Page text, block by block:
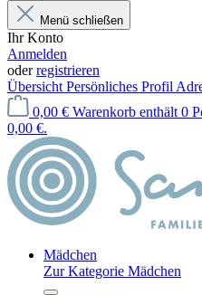
Menü schließen
Ihr Konto
Anmelden
oderregistrieren
Übersicht Persönliches Profil
0,00 € Warenkorb enthält 0
0,00 €.
Mädchen
Zur Kategorie Mädchen